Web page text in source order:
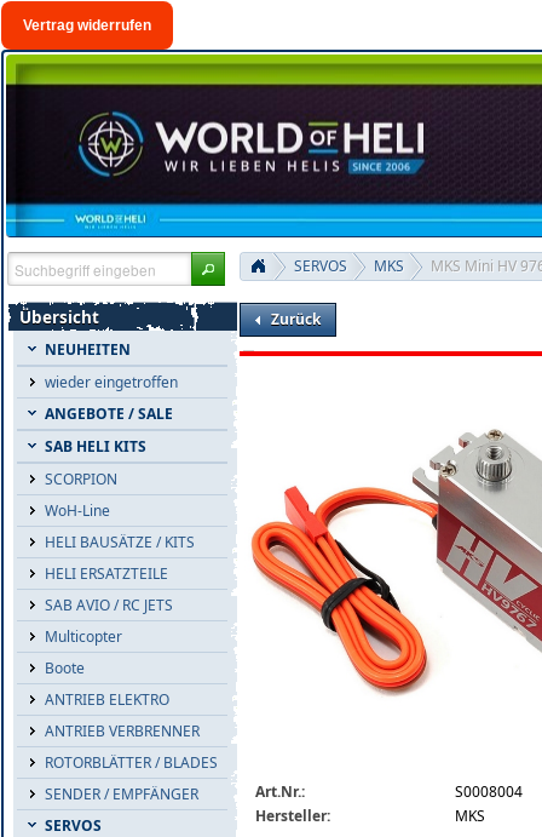
Vertrag widerrufen
Übersicht
NEUHEITEN
wieder eingetroffen
ANGEBOTE / SALE
SAB HELI KITS
SCORPION
WoH-Line
HELI BAUSÄTZE / KITS
HELI ERSATZTEILE
SAB AVIO / RC JETS
Multicopter
Boote
ANTRIEB ELEKTRO
ANTRIEB VERBRENNER
ROTORBLÄTTER / BLADES
SENDER / EMPFÄNGER
SERVOS
SERVOS MKS MKS Mini HV
Zurück
Art.Nr.:
S0008004
Hersteller:
MKS